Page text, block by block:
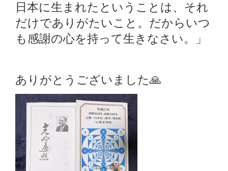
日本に生まれたということは、それ
だけでありがたいこと。だからいつ
も感謝の心を持って生きなさい。」
ありがとうございました🙏